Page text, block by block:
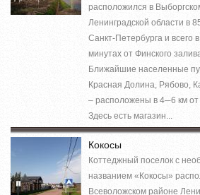
расположился в
Ленинградской области в
Санкт-Петербурга и всего
минутах от Финского
Ближайшие населенные
Красная Долина, Рябово,
– расположены в 4─6 км от
Здесь есть магазин...
Кокосы
Коттеджный поселок с
названием «Кокосы»
Всеволожском районе